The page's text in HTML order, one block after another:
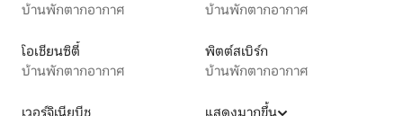
บ้านพักตากอากาศ
บ้านพักตากอากาศ
โอเชียนซิตี้
บ้านพักตากอากาศ
พิตต์สเบิร์ก
บ้านพักตากอากาศ